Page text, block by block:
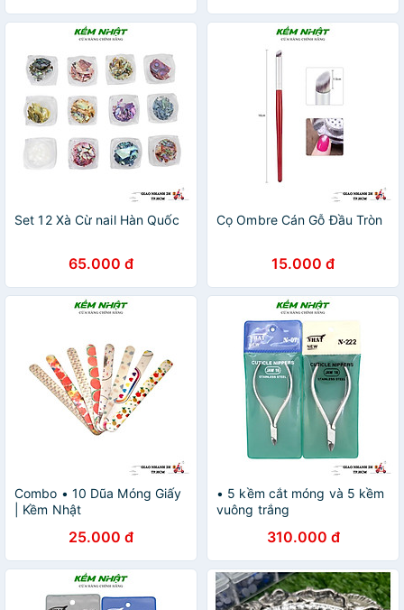
Set 12 Xà Cừ nail Hàn Quốc
65.000 đ
Cọ Ombre Cán Gỗ Đầu Tròn
15.000 đ
Combo • 10 Dũa Móng Giấy
| Kềm Nhật
25.000 đ
• 5 kềm cắt móng và 5 kềm
vuông trắng
310.000 đ